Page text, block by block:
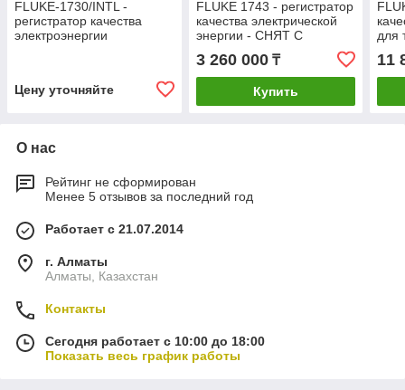
FLUKE-1730/INTL -
регистратор качества
электроэнергии
Цену уточняйте
FLUKE 1743 - регистратор
качества электрической
энергии - СНЯТ С
ПРОИЗВОДСТВА -
ЗАМЕНА FLUKE Fluke
1742/B/INTL в Алматы
3 260 000₸
Купить
для
11
О нас
Рейтинг не сформирован
Менее 5 отзывов за последний год
Работает с 21.07.2014
г. Алматы
Алматы, Казахстан
Контакты
Сегодня работает с 10:00 до 18:00
Показать весь график работы